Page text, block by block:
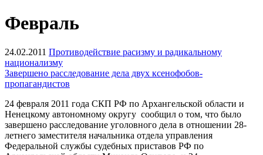
Февраль
24.02.2011 Противодействие расизму и радикальному
национализму
Завершено расследование дела двух ксенофобов-
пропагандистов
24 февраля 2011 года СКП РФ по Архангельской области и
Ненецкому автономному округу сообщил о том, что было
завершено расследование уголовного дела в отношении 28-
летнего заместителя начальника отдела управления
Федеральной службы судебных приставов РФ по